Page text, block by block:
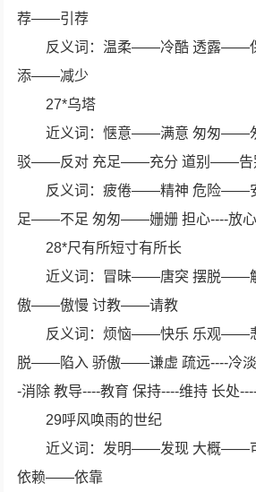
荐——引荐
反义词：温柔——冷酷 透露——
添——减少
27*乌塔
近义词：惬意——满意 匆匆——
驳——反对 充足——充分 道别——告
反义词：疲倦——精神 危险——
足——不足 匆匆——姗姗 担心----放心
28*尺有所短寸有所长
近义词：冒昧——唐突 摆脱——
傲——傲慢 讨教——请教
反义词：烦恼——快乐 乐观——
脱——陷入 骄傲——谦虚 疏远----冷淡
-消除 教导----教育 保持----维持 长处
29呼风唤雨的世纪
近义词：发明——发现 大概——
依赖——依靠